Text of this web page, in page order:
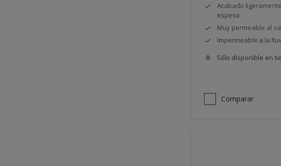
Acabado
espeso
Muy permeable al
Impermeable a la
Sólo disponible en
Comparar